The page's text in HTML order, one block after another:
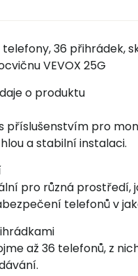
36 přihrádek,
VEVOX 25G
o produktu
příslušenstvím pro
a stabilní instalaci.
pro různá prostředí,
telefonů v
až 36 telefonů, z